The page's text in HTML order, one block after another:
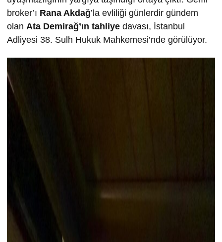
broker’ı Rana Akdağ’la evliliği günlerdir gündem
olan Ata Demirağ’ın tahliye davası, İstanbul
Adliyesi 38. Sulh Hukuk Mahkemesi’nde görülüyor.